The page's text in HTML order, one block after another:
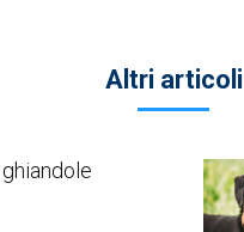
Altri articoli